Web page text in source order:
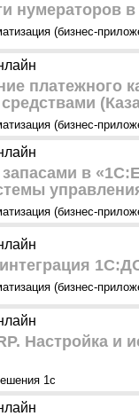
нумераторов
(бизнес-
платежного
(бизнес-
в
(бизнес-
(бизнес-
Настройка и
1с